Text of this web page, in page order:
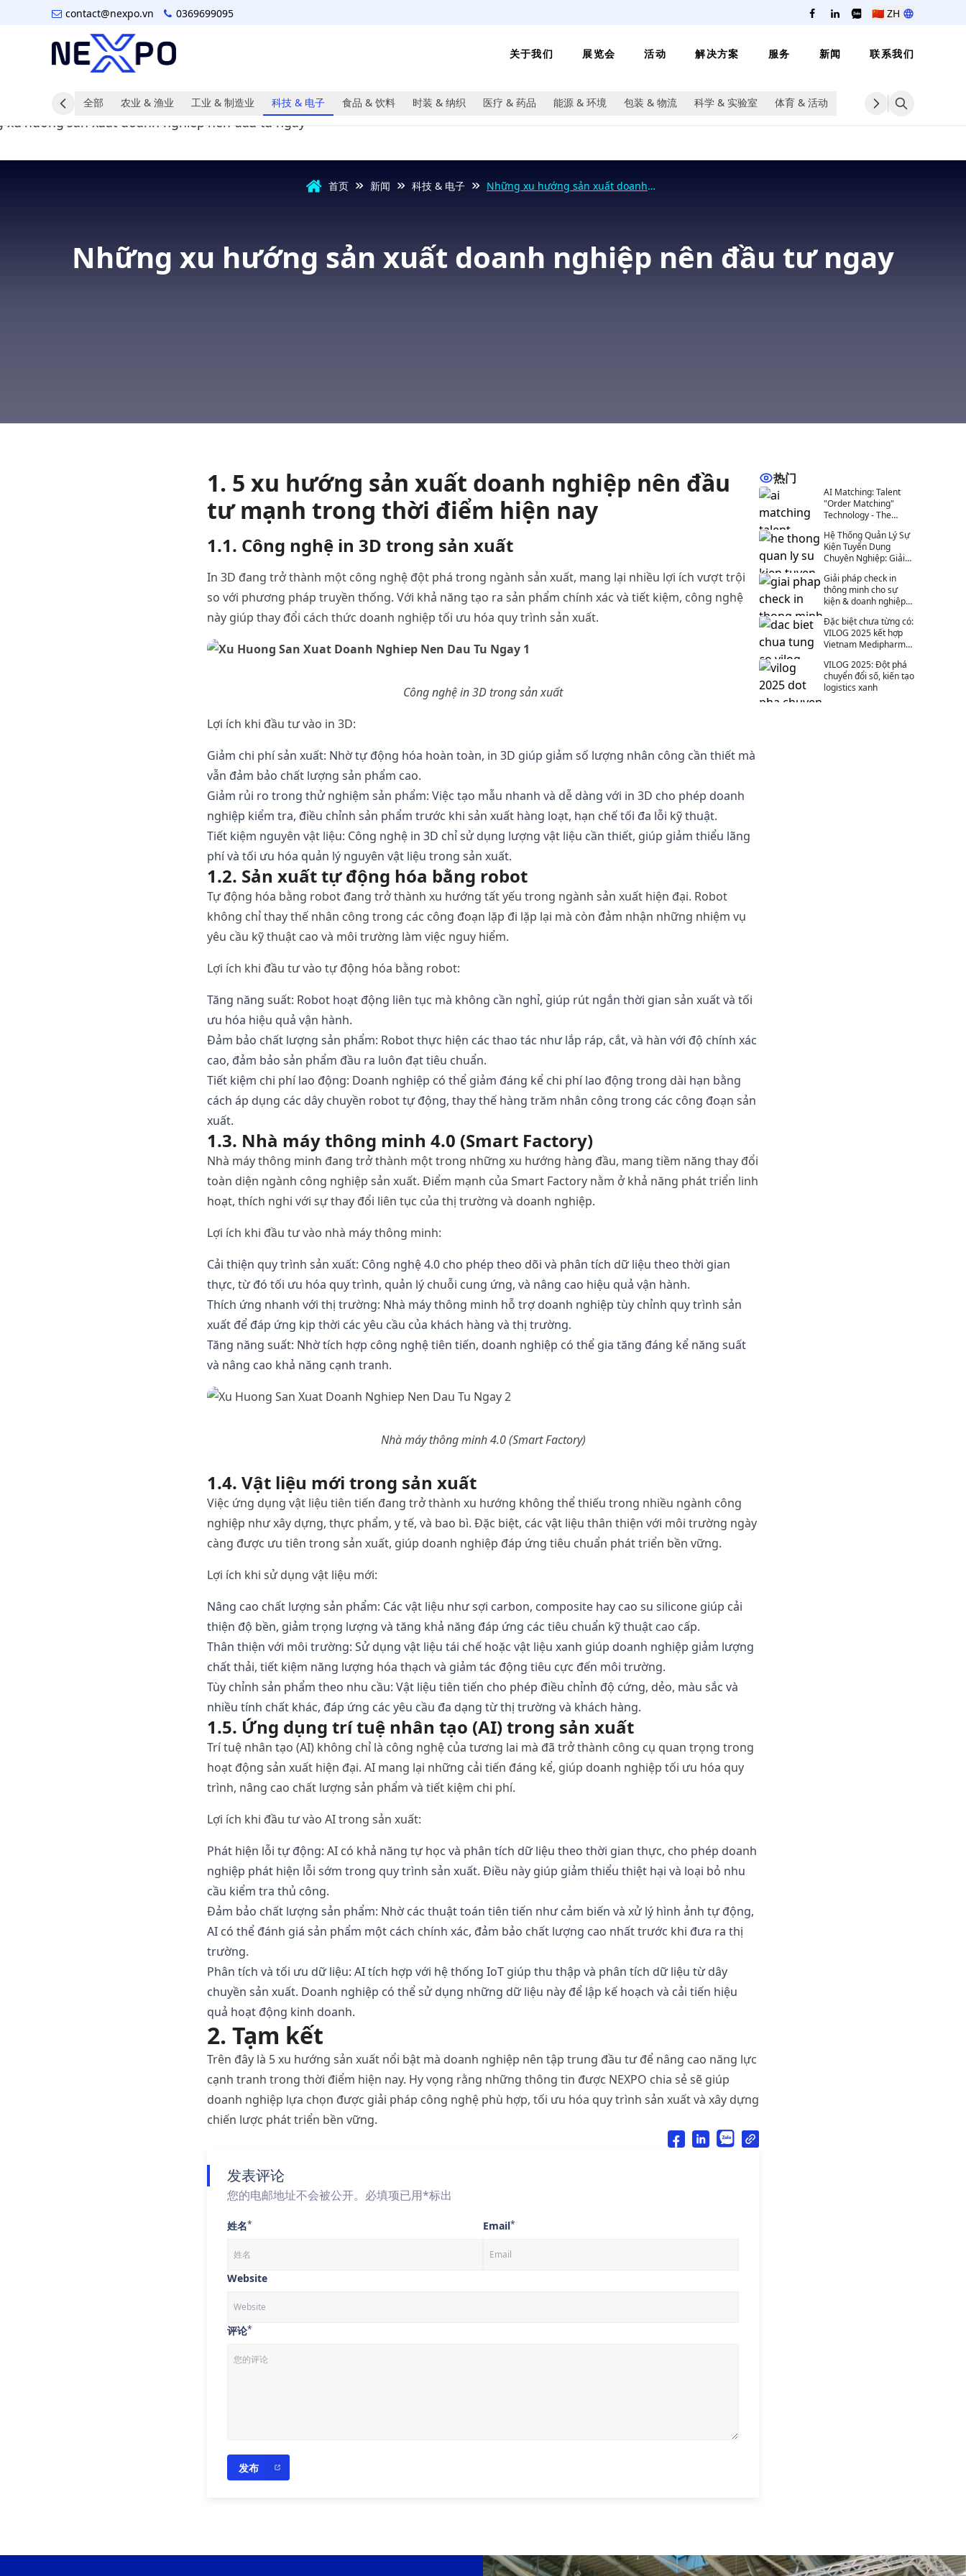
contact@nexpo.vn 0369699095 🇨🇳 ZH
关于我们 展览会 活动 解决方案 服务 新闻 联系我们
全部 农业 & 渔业 工业 & 制造业 科技 & 电子 食品 & 饮料 时装 & 纳织 医疗 & 药品 能源 & 环境 包装 & 物流 科学 & 实验室 体育 & 活动
首页 新闻 科技 & 电子
Những xu hướng sản xuất doanh
Những xu hướng sản xuất doanh nghiệp nên đầu tư ngay
1. 5 xu hướng sản xuất doanh nghiệp nên đầu
tư mạnh trong thời điểm hiện nay
1.1. Công nghệ in 3D trong sản xuất
In 3D đang trởthành một công nghệ đột phá trong ngành sản xuất, mang lại nhiều lợi ích vượttrội
so với phương pháp truyền thống. Với khả năng tạo ra sản phẩm chính xác và tiết kiệm, công nghệ
này giúp thay đổi cách thức doanh nghiệp tối ưu hóa quytrình sản xuất.
Côngnghệin 3D trongsảnxuất
Lợi ích khi đầu tưvào in 3D:
Giảm chi phísản xuất: Nhờtự động hóa hoàn toàn, in 3D giúp giảm số lượng nhân công cần thiết mà
vẫn đảm bảo chất lượng sản phẩm cao.
Giảm rủi ro trong thử nghiệm sản phẩm: Việc tạo mẫu nhanh và dễ dàng với in 3D cho phép doanh
nghiệp kiểm tra, điều chỉnh sản phẩm trước khi sản xuất hàng loạt, hạn chếtối đa lỗi kỹthuật.
Tiết kiệm nguyên vật liệu: Công nghệ in 3D chỉsử dụng lượng vật liệu cần thiết, giúp giảm thiểu lãng
phívà tối ưu hóa quản lý nguyên vật liệu trong sản xuất.
1.2. Sản xuấttự động hóa bằng robot
Tự động hóa bằng robot đang trởthành xu hướng tấtyếu trong ngành sản xuất hiện đại. Robot
không chỉthaythế nhân công trong các công đoạn lặp đi lặp lại mà còn đảm nhận những nhiệm vụ
yêu cầu kỹthuật cao và môi trường làm việc nguy hiểm.
Lợi ích khi đầu tưvào tự động hóa bằng robot:
Tăng năng suất: Robot hoạt động liên tục mà không cần nghỉ, giúp rút ngắn thời gian sản xuấtvà tối
ưu hóa hiệu quả vận hành.
Đảm bảo chất lượng sản phẩm: Robotthực hiện các thao tác như lắp ráp, cắt, và hàn với độ chính xác
cao, đảm bảo sản phẩm đầu ra luôn đạttiêu chuẩn.
Tiết kiệm chi phí lao động: Doanh nghiệp có thể giảm đáng kể chi phí lao động trong dài hạn bằng
cách áp dụng các dây chuyền robottự động, thaythế hàng trăm nhân công trong các công đoạn sản
xuất.
1.3. Nhà máythông minh 4.0 (Smart Factory)
Nhà máythông minh đang trởthành mộttrong những xu hướng hàng đầu, mang tiềm năng thay đổi
toàn diện ngành công nghiệp sản xuất. Điểm mạnh của Smart Factory nằm ởkhả năng pháttriển linh
hoạt, thích nghi với sựthay đổi liên tục của thị trường và doanh nghiệp.
Lợi ích khi đầu tưvào nhà máythông minh:
Cải thiện quytrình sản xuất: Công nghệ4.0 cho phép theo dõi và phân tích dữ liệu theo thời gian
thực, từ đó tối ưu hóa quytrình, quản lý chuỗi cung ứng, và nâng cao hiệu quả vận hành.
Thích ứng nhanh với thị trường: Nhà máythông minh hỗ trợ doanh nghiệp tùy chỉnh quytrình sản
xuất để đáp ứng kịp thời các yêu cầu của khách hàng và thị trường.
Tăng năng suất: Nhờtích hợp công nghệtiên tiến, doanh nghiệp có thể gia tăng đáng kể năng suất
và nâng cao khả năng cạnh tranh.
Nhàmáy thông minh4.0 (Smart Factory)
1.4. Vật liệu mới trong sản xuất
Việc ứng dụng vật liệu tiên tiến đang trởthành xu hướng không thểthiếu trong nhiều ngành công
nghiệp nhưxây dựng, thực phẩm, ytế, và bao bì. Đặc biệt, các vật liệu thân thiện với môi trường ngày
càng được ưu tiên trong sản xuất, giúp doanh nghiệp đáp ứng tiêu chuẩn pháttriển bền vững.
Lợi ích khi sử dụng vật liệu mới:
Nâng cao chất lượng sản phẩm: Các vật liệu nhưsợi carbon, composite hay cao su silicone giúp cải
thiện độ bền, giảm trọng lượng và tăng khả năng đáp ứng các tiêu chuẩn kỹthuật cao cấp.
Thân thiện với môi trường: Sử dụng vật liệu tái chế hoặc vật liệu xanh giúp doanh nghiệp giảm lượng
chấtthải, tiết kiệm năng lượng hóa thạch và giảm tác động tiêu cực đến môi trường.
Tùy chỉnh sản phẩm theo nhu cầu: Vật liệu tiên tiến cho phép điều chỉnh độ cứng, dẻo, màu sắc và
nhiều tính chất khác, đáp ứng các yêu cầu đa dạng từthị trường và khách hàng.
1.5. Ứng dụng trítuệ nhân tạo (AI)trong sản xuất
Trítuệ nhân tạo (AI) không chỉ là công nghệ của tương lai mà đã trởthành công cụ quan trọng trong
hoạt động sản xuất hiện đại. AI mang lại những cải tiến đáng kể, giúp doanh nghiệp tối ưu hóa quy
trình, nâng cao chất lượng sản phẩm và tiết kiệm chi phí.
Lợi ích khi đầu tưvào AItrong sản xuất:
Phát hiện lỗi tự động: AI có khả năng tự học và phân tích dữ liệu theo thời gian thực, cho phép doanh
nghiệp phát hiện lỗi sớm trong quytrình sản xuất. Điều này giúp giảm thiểu thiệt hại và loại bỏ nhu
cầu kiểm tra thủ công.
Đảm bảo chất lượng sản phẩm: Nhờ các thuậttoán tiên tiến như cảm biến và xử lý hình ảnh tự động,
AI có thể đánh giá sản phẩm một cách chính xác, đảm bảo chất lượng cao nhấttrước khi đưa ra thị
trường.
Phân tích và tối ưu dữ liệu: AItích hợp với hệthống IoT giúp thu thập và phân tích dữ liệu từ dây
chuyền sản xuất. Doanh nghiệp có thểsử dụng những dữ liệu này để lập kế hoạch và cải tiến hiệu
quả hoạt động kinh doanh.
2. Tạm kết
Trên đây là 5 xu hướng sản xuất nổi bật mà doanh nghiệp nên tập trung đầu tư để nâng cao năng lực
cạnh tranh trong thời điểm hiện nay. Hyvọng rằng những thông tin được NEXPO chia sẻsẽ giúp
doanh nghiệp lựa chọn được giải pháp công nghệ phù hợp, tối ưu hóa quytrình sản xuấtvà xây dựng
chiến lược pháttriển bền vững.
发表评论
您的电邮地址不会被公开。必填项已用*标出
姓名* Email*
Website
评论*
发布
热门
AI Matching: Talent
"Order Matching"
Technology - The
at Events
Hệ Thống Quản Lý Sự
Kiện Tuyển Dụng
Chuyên Nghiệp: Giải
Tuyển Dụng 4.0
Giải pháp check in
thông minh cho sự
kiện & doanh nghiệp
Đặc biệt chưa từng có:
VILOG 2025 kết hợp
Vietnam Medipharm
VILOG 2025: Đột phá
chuyển đổi số, kiến tạo
logistics xanh